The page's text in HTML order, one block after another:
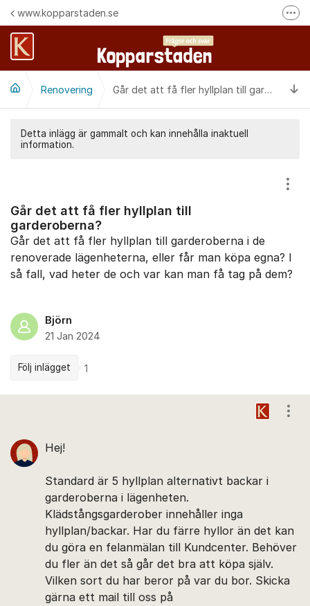
Hoppa till innehåll
www.kopparstaden.se
Häng med oss på Facebook
Felanmälan
Följ oss på Instagram
Renovering Går det att få fler hyllplan till garderoberna?
Detta inlägg är gammalt och kan innehålla inaktuell
information.
Går det att få fler hyllplan till
garderoberna?
Går det att få fler hyllplan till garderoberna i de
renoverade lägenheterna, eller får man köpa egna? I
så fall, vad heter de och var kan man få tag på dem?
Björn
21 Jan 2024
Följ inlägget 1
Hej!
Standard är 5 hyllplan alternativt backar i
garderoberna i lägenheten.
Klädstångsgarderober innehåller inga
hyllplan/backar. Har du färre hyllor än det kan
du göra en felanmälan till Kundcenter. Behöver
du fler än det så går det bra att köpa själv.
Vilken sort du har beror på var du bor. Skicka
gärna ett mail till oss på